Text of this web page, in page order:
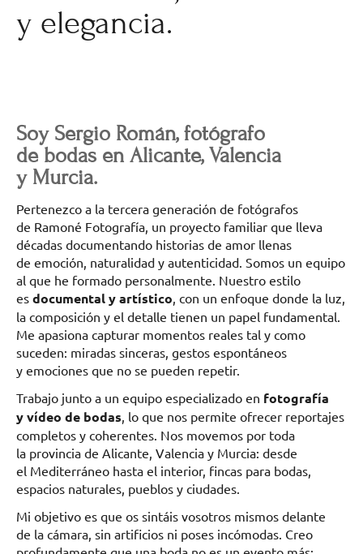
y elegancia.
Soy Sergio Román, fotógrafo
de bodas en Alicante, Valencia
y Murcia.
Pertenezco a la tercera generación de fotógrafos
de Ramoné Fotografía, un proyecto familiar que lleva
décadas documentando historias de amor llenas
de emoción, naturalidad y autenticidad. Somos un equipo
al que he formado personalmente. Nuestro estilo
es documental y artístico , con un enfoque donde la luz,
la composición y el detalle tienen un papel fundamental.
Me apasiona capturar momentos reales tal y como
suceden: miradas sinceras, gestos espontáneos
y emociones que no se pueden repetir.
Trabajo junto a un equipo especializado en fotografía
y vídeo de bodas , lo que nos permite ofrecer reportajes
completos y coherentes. Nos movemos por toda
la provincia de Alicante, Valencia y Murcia: desde
el Mediterráneo hasta el interior, fincas para bodas,
espacios naturales, pueblos y ciudades.
Mi objetivo es que os sintáis vosotros mismos delante
de la cámara, sin artificios ni poses incómodas. Creo